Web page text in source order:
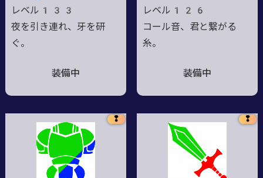
レベル133
夜を引き連れ、牙を研
ぐ。
装備中
レベル126
コール音、君と繋がる
糸。
装備中
❢ ❢